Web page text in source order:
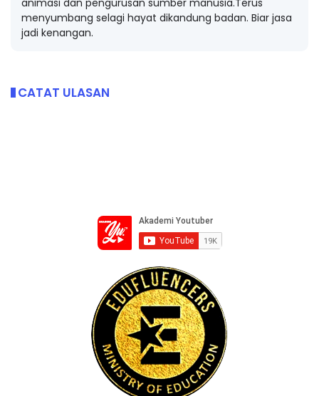
menyumbang selagi hayat dikandung badan. Biar jasa
jadi kenangan.
CATAT ULASAN